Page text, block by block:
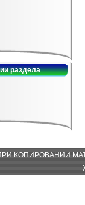
раздела
ПРИ КОПИРОВАНИИ